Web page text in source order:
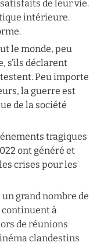
de leur vie.
intérieure.
le monde, peu
s’ils déclarent
Peu importe
la guerre est
de la société
tragiques
ont généré et
crises pour les
un grand nombre de
continuent à
de réunions
clandestins